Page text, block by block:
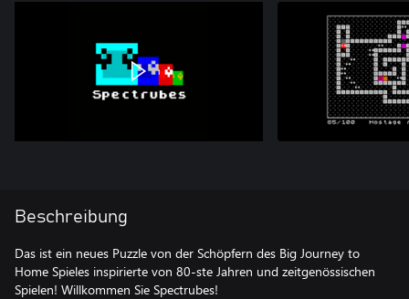
Beschreibung
Das ist ein neues Puzzle von der Schöpfern des Big Journey to
Home Spieles inspirierte von 80-ste Jahren und zeitgenössischen
Spielen! Willkommen Sie Spectrubes!